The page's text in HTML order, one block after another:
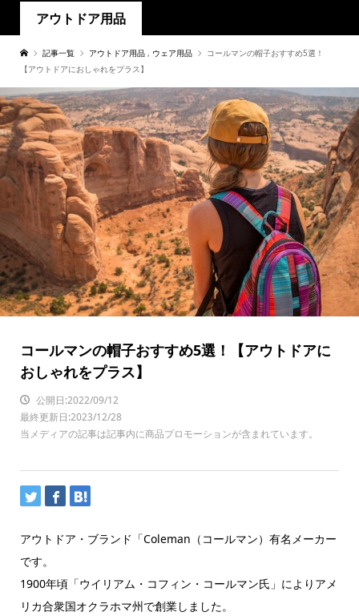
アウトドア用品
記事一覧 アウトドア用品 , ウェア用品
コールマンの帽子おすすめ5選！
【アウトドアにおしゃれをプラス】
コールマンの帽子おすすめ5選！【アウトドアに
おしゃれをプラス】
公開日:2022/09/12
最終更新日:2023/12/28
当メディアの記事は記事内に商品プロモーションが含まれています。
アウトドア・ブランド「Coleman（コールマン）有名メーカー
です。
1900年頃「ウイリアム・コフィン・コールマン氏」によりアメ
リカ合衆国オクラホマ州で創業しました。